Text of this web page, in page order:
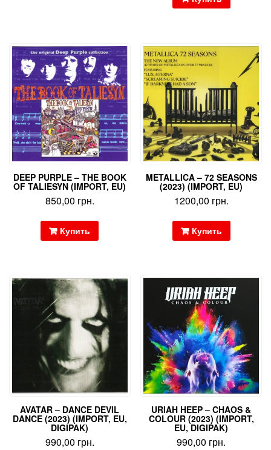
DEEP PURPLE – THE BOOK
OF TALIESYN (IMPORT, EU)
850,00 грн.
Купить
METALLICA – 72 SEASONS
(2023) (IMPORT, EU)
1200,00 грн.
Купить
AVATAR – DANCE DEVIL
DANCE (2023) (IMPORT, EU,
DIGIPAK)
990,00 грн.
URIAH HEEP – CHAOS &
COLOUR (2023) (IMPORT,
EU, DIGIPAK)
990,00 грн.